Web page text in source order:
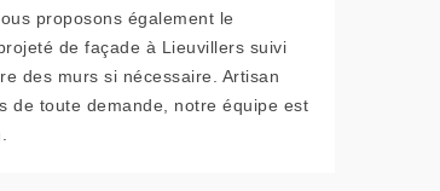
proposons également le
de façade à Lieuvillers suivi
des murs si nécessaire. Artisan
de toute demande, notre équipe est